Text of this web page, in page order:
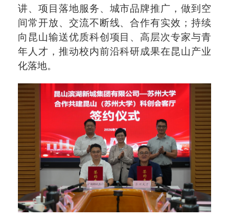
讲、项目落地服务、城市品牌推广，做到空
间常开放、交流不断线、合作有实效；持续
向昆山输送优质科创项目、高层次专家与青
年人才，推动校内前沿科研成果在昆山产业
化落地。